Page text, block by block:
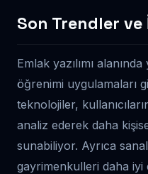
Son Trendler
Emlak yazılımı
öğrenimi uygulamaları
teknolojiler,
analiz ederek daha
sunabiliyor. Ayrıca
gayrimenkulleri daha iyi